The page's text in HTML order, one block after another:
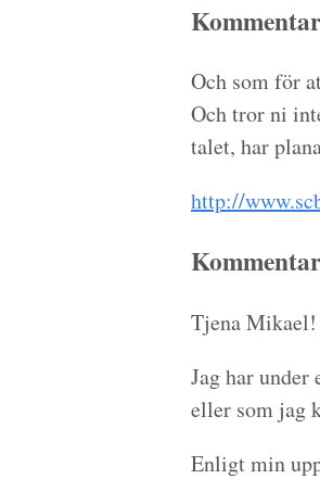
Och som för
Och tror ni
talet, har
http://
Tjena Mikael!
Jag har
eller som jag
Enligt min